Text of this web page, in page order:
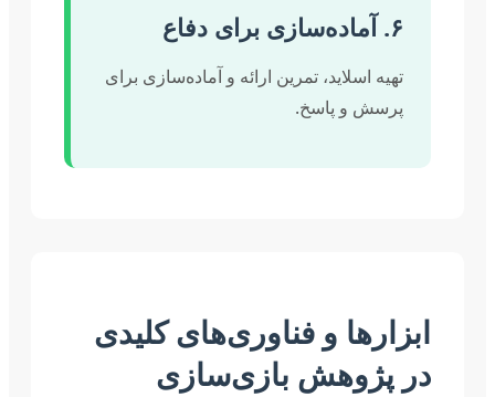
۶. آماده‌سازی برای دفاع
تهیه اسلاید، تمرین ارائه و آماده‌سازی برای
پرسش و پاسخ.
ابزارها و فناوری‌های کلیدی
در پژوهش بازی‌سازی